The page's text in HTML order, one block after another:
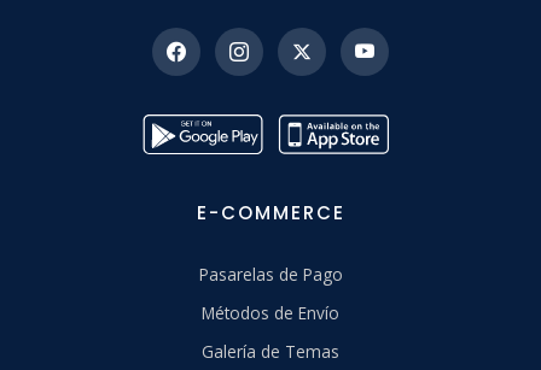
E-COMMERCE
Pasarelas de Pago
Métodos de Envío
Galería de Temas